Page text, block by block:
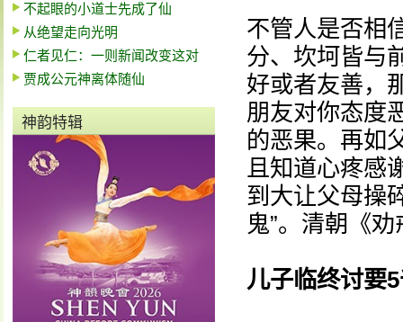
不起眼的小道士先成了仙
从绝望走向光明
仁者见仁：一则新闻改变这对
贾成公元神离体随仙
神韵特辑
不管人是否相
分、坎坷皆与
好或者友善，
朋友对你态度
的恶果。再如
且知道心疼感
到大让父母操
鬼”。清朝《
儿子临终讨要